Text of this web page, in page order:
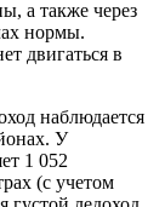
а также через
нормы.
двигаться в
наблюдается
У
1 052
(с учетом